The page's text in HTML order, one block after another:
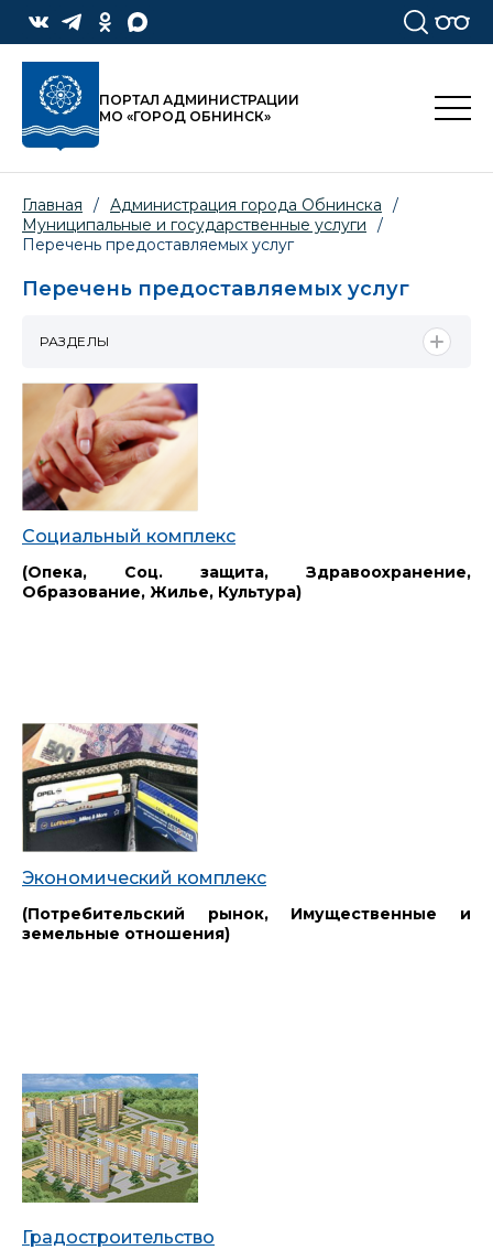
ПОРТАЛ АДМИНИСТРАЦИИ
МО «ГОРОД ОБНИНСК»
Главная / Администрация города Обнинска
/
Муниципальные и государственные услуги
/
Перечень предоставляемых услуг
Перечень предоставляемых услуг
Социальный комплекс
(Опека, Соц. защита, Здравоохранение,
Образование, Жилье, Культура)
Экономический комплекс
(Потребительский рынок, Имущественные и
земельные отношения)
Градостроительство
РАЗДЕЛЫ